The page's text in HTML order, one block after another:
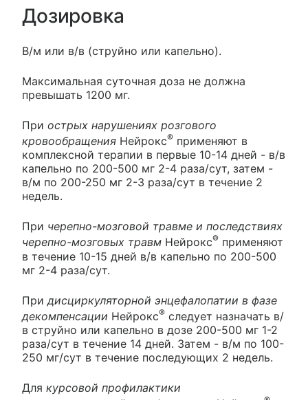
Дозировка
В/м или в/в (струйно или капельно).
Максимальная суточная доза не должна
превышать 1200 мг.
При острых нарушениях розгового
кровообращения Нейрокс® применяют в
комплексной терапии в первые 10-14 дней - в/в
капельно по 200-500 мг 2-4 раза/сут, затем -
в/м по 200-250 мг 2-3 раза/сут в течение 2
недель.
При черепно-мозговой травме и последствиях
черепно-мозговых травм Нейрокс® применяют
в течение 10-15 дней в/в капельно по 200-500
мг 2-4 раза/сут.
При дисциркуляторной энцефалопатии в фазе
декомпенсации Нейрокс® следует назначать в/
в струйно или капельно в дозе 200-500 мг 1-2
раза/сут в течение 14 дней. Затем - в/м по 100-
250 мг/сут в течение последующих 2 недель.
Для курсовой профилактики